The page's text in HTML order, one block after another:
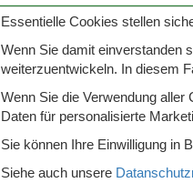
4
4,0
Essentielle Cookies stellen
Wenn Sie damit einverstanden
weiterzuentwickeln. In diesem
Wenn Sie die Verwendung
Daten für personalisierte
Sie können Ihre Einwilligung in
Siehe auch unsere